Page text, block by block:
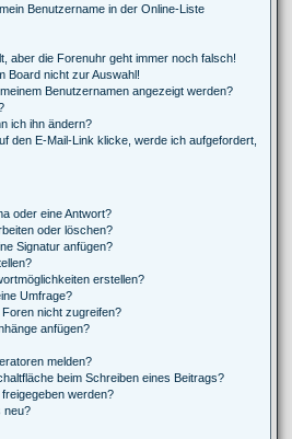
Benutzername in der Online-Liste
aber die Forenuhr geht immer noch falsch!
Board nicht zur Auswahl!
Benutzernamen angezeigt werden?
ich ihn ändern?
den E-Mail-Link klicke, werde ich aufgefordert,
oder eine Antwort?
oder löschen?
Signatur anfügen?
erstellen?
Umfrage?
nicht zugreifen?
anfügen?
melden?
beim Schreiben eines Beitrags?
werden?
neu?